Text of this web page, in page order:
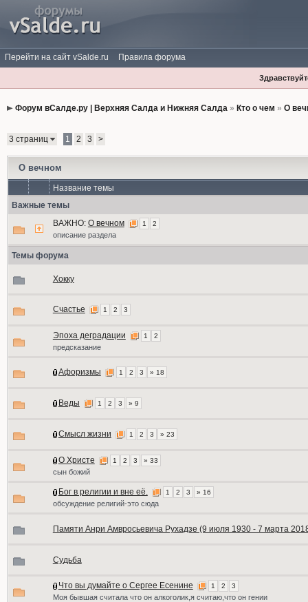
Перейти на сайт vSalde.ru Правила форума
Форум вСалде.ру | Верхняя Салда и Нижняя Салда» Кто о чем » О
3 страниц 1 2 3 >
О вечном
Название темы
Важные темы
ВАЖНО: О вечном 1 2
описание раздела
Темы форума
Хокку
Счастье 1 2 3
Эпоха деградации 1 2
предсказание
Афоризмы 1 2 3 » 18
Веды 1 2 3 » 9
Смысл жизни 1 2 3 » 23
О Христе 1 2 3 » 33
сын божий
Бог в религии и вне её. 1 2 3 » 16
обсуждение религий-это сюда
Памяти Анри Амвросьевича Рухадзе (9 июля 1930 - 7 марта
Судьба
Что вы думайте о Сергее Есенине 1 2 3
Моя бывшая считала что он алкоголик,я считаю,что он гении